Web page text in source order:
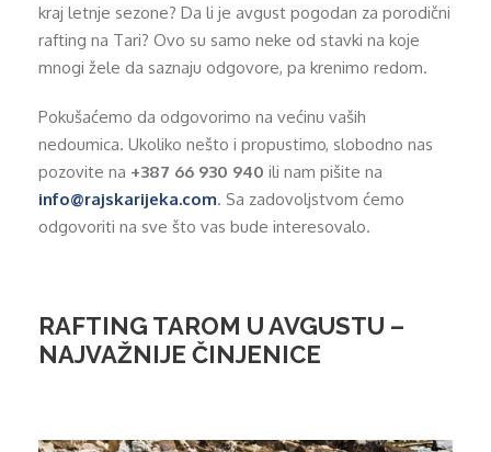
kraj letnje sezone? Da li je avgust pogodan za porodični
rafting na Tari? Ovo su samo neke od stavki na koje
mnogi žele da saznaju odgovore, pa krenimo redom.
Pokušaćemo da odgovorimo na većinu vaših
nedoumica. Ukoliko nešto i propustimo, slobodno nas
pozovite na +387 66 930 940 ili nam pišite na
info@rajskarijeka.com. Sa zadovoljstvom ćemo
odgovoriti na sve što vas bude interesovalo.
RAFTING TAROM U AVGUSTU –
NAJVAŽNIJE ČINJENICE